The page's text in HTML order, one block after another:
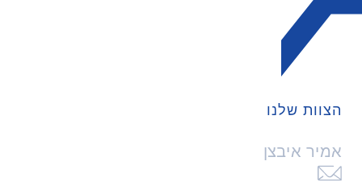
הצוות שלנו
אמיר איבצן
לחצו